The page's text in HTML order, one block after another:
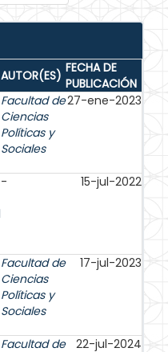
AUTOR(ES) FECHA DE
PUBLICACIÓN
Facultad de
Ciencias
Políticas y
Sociales
27-ene-2023
- 15-jul-2022
Facultad de
Ciencias
Políticas y
Sociales
17-jul-2023
Facultad de
22-jul-2024